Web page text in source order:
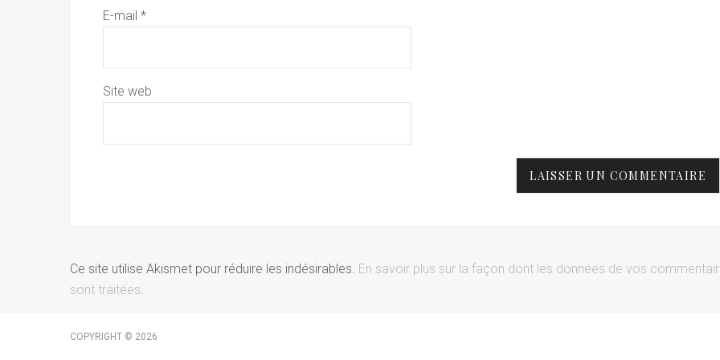
E-mail *
Site web
Ce site utilise Akismet pour réduire les indésirables. En savoir plus sur la façon dont les données de vos
sont traitées.
COPYRIGHT © 2026